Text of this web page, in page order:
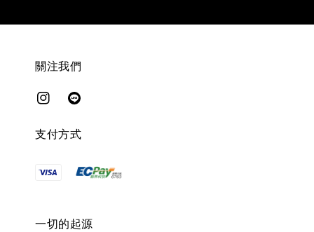
關注我們
支付方式
一切的起源